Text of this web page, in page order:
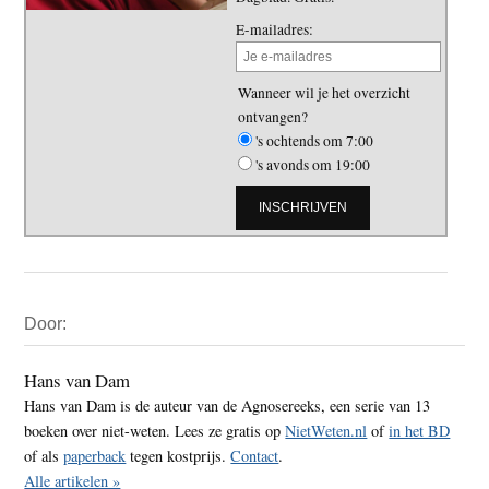
E-mailadres:
Wanneer wil je het overzicht
ontvangen?
's ochtends om 7:00
's avonds om 19:00
Sidebar
Door:
Hans van Dam
Hans van Dam is de auteur van de Agnosereeks, een serie van 13
boeken over niet-weten. Lees ze gratis opNietWeten.nl ofin het BD
of alspaperback tegen kostprijs.Contact.
Alle artikelen »